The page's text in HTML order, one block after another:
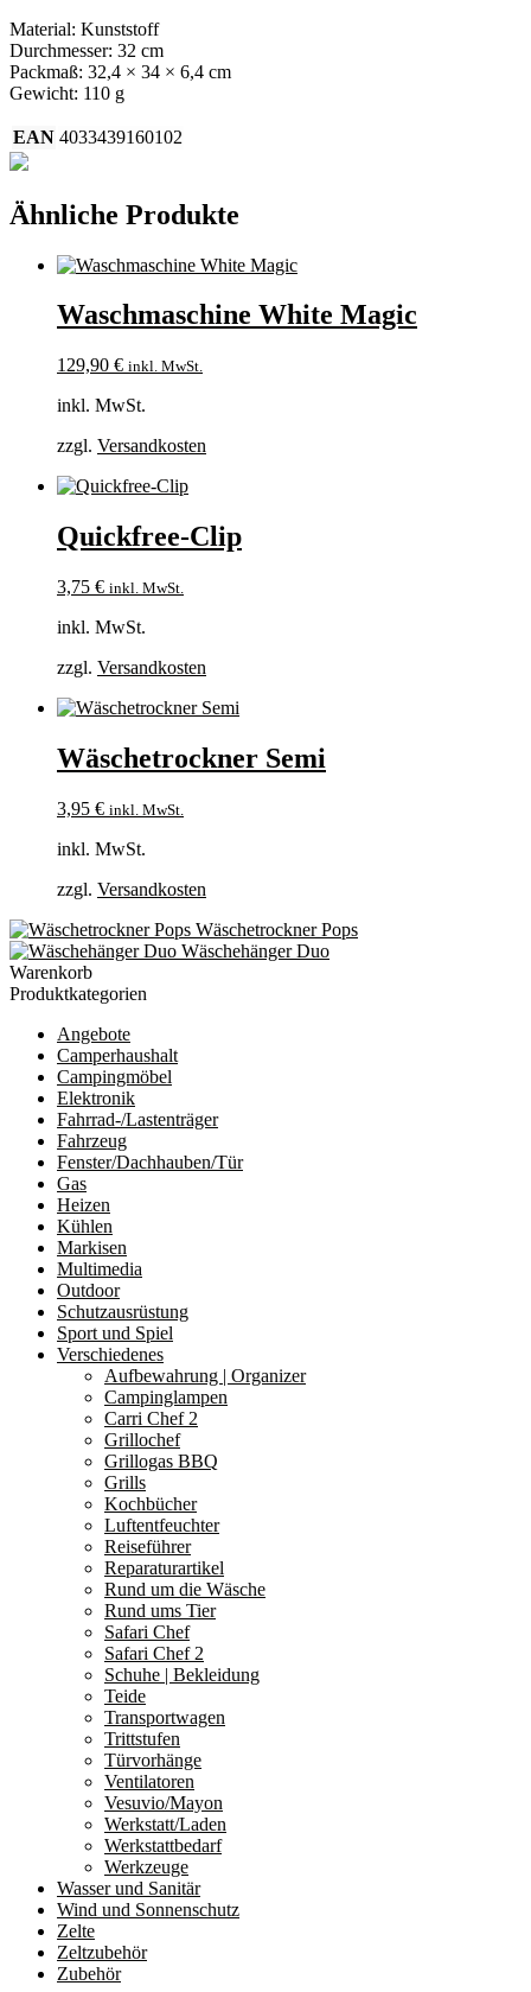
Material: Kunststoff
Durchmesser: 32 cm
Packmaß: 32,4 × 34 × 6,4 cm
Gewicht: 110 g
EAN 4033439160102
Ähnliche Produkte
Waschmaschine White Magic
129,90 € inkl. MwSt.
inkl. MwSt.
zzgl. Versandkosten
Quickfree-Clip
3,75 € inkl. MwSt.
inkl. MwSt.
zzgl. Versandkosten
Wäschetrockner Semi
3,95 € inkl. MwSt.
inkl. MwSt.
zzgl. Versandkosten
Wäschetrockner Pops
Wäschehänger Duo
Warenkorb
Produktkategorien
Angebote
Camperhaushalt
Campingmöbel
Elektronik
Fahrrad-/Lastenträger
Fahrzeug
Fenster/Dachhauben/Tür
Gas
Heizen
Kühlen
Markisen
Multimedia
Outdoor
Schutzausrüstung
Sport und Spiel
Verschiedenes
Aufbewahrung | Organizer
Campinglampen
Carri Chef 2
Grillochef
Grillogas BBQ
Grills
Kochbücher
Luftentfeuchter
Reiseführer
Reparaturartikel
Rund um die Wäsche
Rund ums Tier
Safari Chef
Safari Chef 2
Schuhe | Bekleidung
Teide
Transportwagen
Trittstufen
Türvorhänge
Ventilatoren
Vesuvio/Mayon
Werkstatt/Laden
Werkstattbedarf
Werkzeuge
Wasser und Sanitär
Wind und Sonnenschutz
Zelte
Zeltzubehör
Zubehör